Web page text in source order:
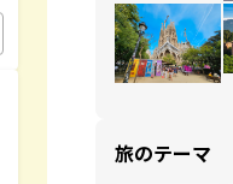
旅のテーマ